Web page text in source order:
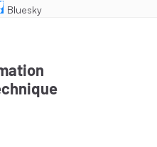
Bluesky